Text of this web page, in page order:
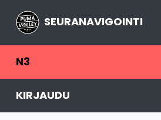
SEURANAVIGOINTI
N3
KIRJAUDU